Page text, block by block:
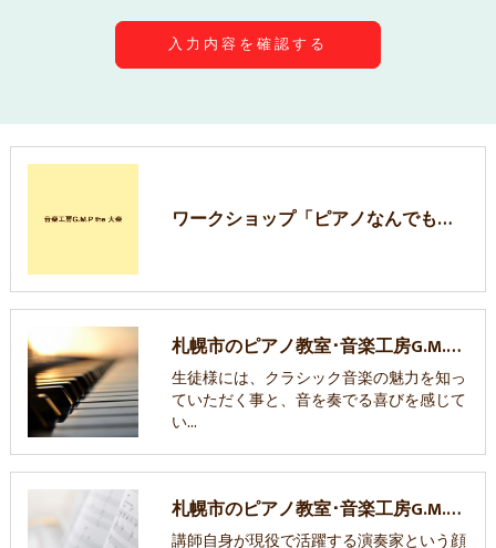
ワークショップ「ピアノなんでも塾」
札幌市のピアノ教室･音楽工房G.M.P the 大楽のお客様の声
生徒様には、クラシック音楽の魅力を知っ
ていただく事と、音を奏でる喜びを感じて
い…
札幌市のピアノ教室･音楽工房G.M.P the 大楽の口コミ情報
講師自身が現役で活躍する演奏家という顔